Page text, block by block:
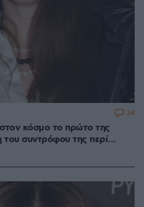
κόσμο το πρώτο της
του συντρόφου της περί...
34